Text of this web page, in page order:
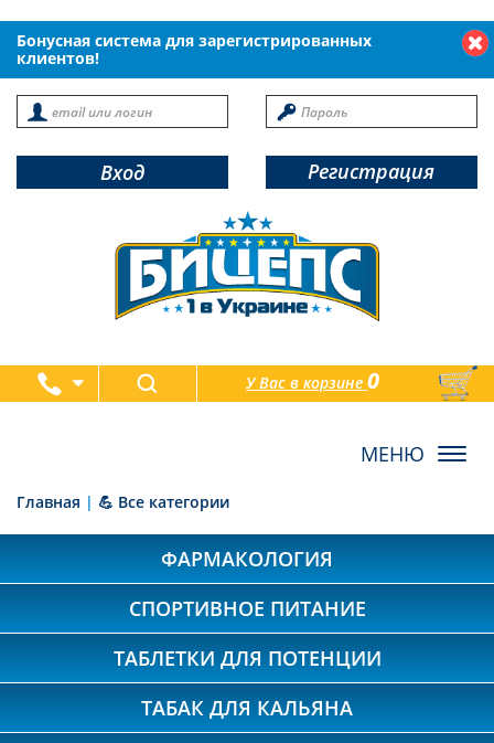
Бонусная система для зарегистрированных
клиентов!
Вход Регистрация
У Вас в корзине0
товаров
Главная | 💪 Все категории
ФАРМАКОЛОГИЯ
СПОРТИВНОЕ ПИТАНИЕ
ТАБЛЕТКИ ДЛЯ ПОТЕНЦИИ
ТАБАК ДЛЯ КАЛЬЯНА